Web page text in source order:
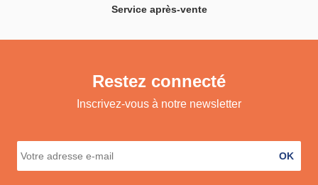
Service après-vente
Restez connecté
Inscrivez-vous à notre newsletter
OK